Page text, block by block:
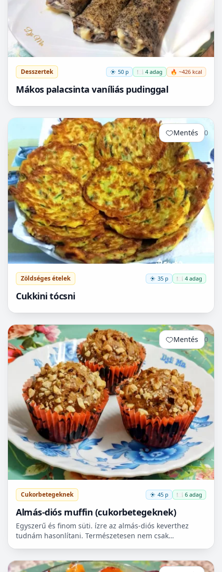
Desszertek 50 p 🍽️ 4 adag 🔥 ~426 kcal
Mákos palacsinta vaníliás pudinggal
Mentés 0
Zöldséges ételek 35 p 🍽️ 4 adag
Cukkini tócsni
Mentés 0
Cukorbetegeknek 45 p 🍽️ 6 adag
Almás-diós muffin (cukorbetegeknek)
Egyszerű és finom süti. ízre az almás-diós keverthez
tudnám hasonlítani. Természetesen nem csak